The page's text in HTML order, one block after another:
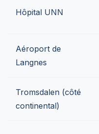
Hôpital UNN
Aéroport de
Langnes
Tromsdalen (côté
continental)